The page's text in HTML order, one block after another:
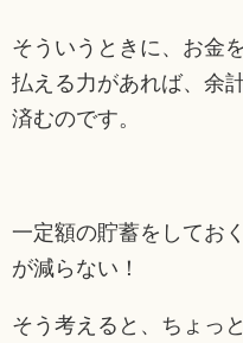
そういうときに、お金
払える力があれば、余
済むのです。
一定額の貯蓄をしてお
が減らない！
そう考えると、ちょっ